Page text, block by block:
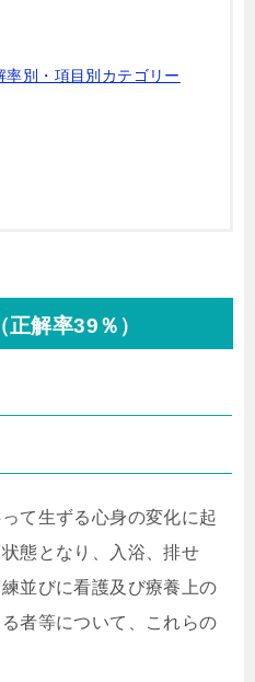
別・項目別カテゴリー
解率39％）
て生ずる心身の変化に起
態となり、入浴、排せ
並びに看護及び療養上の
者等について、これらの